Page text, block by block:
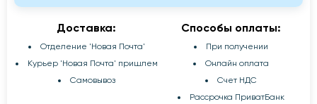
Доставка:
Отделение 'Новая Почта'
Курьер 'Новая Почта' пришлем
Самовывоз
Способы оплаты:
При получении
Онлайн оплата
Счет НДС
Рассрочка ПриватБанк